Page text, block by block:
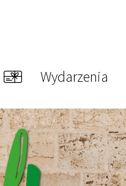
Wydarzenia